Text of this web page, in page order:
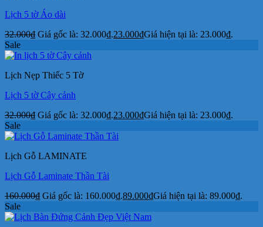
Lịch 5 tờ Áo dài
32.000₫ Giá gốc là: 32.000₫.23.000₫Giá hiện tại là: 23.000₫.
Sale
Lịch Nẹp Thiếc 5 Tờ
Lịch 5 tờ Cây cảnh
32.000₫ Giá gốc là: 32.000₫.23.000₫Giá hiện tại là: 23.000₫.
Sale
Lịch Gỗ LAMINATE
Lịch Gỗ Laminate Thần Tài
160.000₫ Giá gốc là: 160.000₫.89.000₫Giá hiện tại là: 89.000₫.
Sale